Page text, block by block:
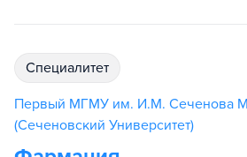
специалитет
Первый МГМУ им. И.М. Сеченова
(Сеченовский Университет)